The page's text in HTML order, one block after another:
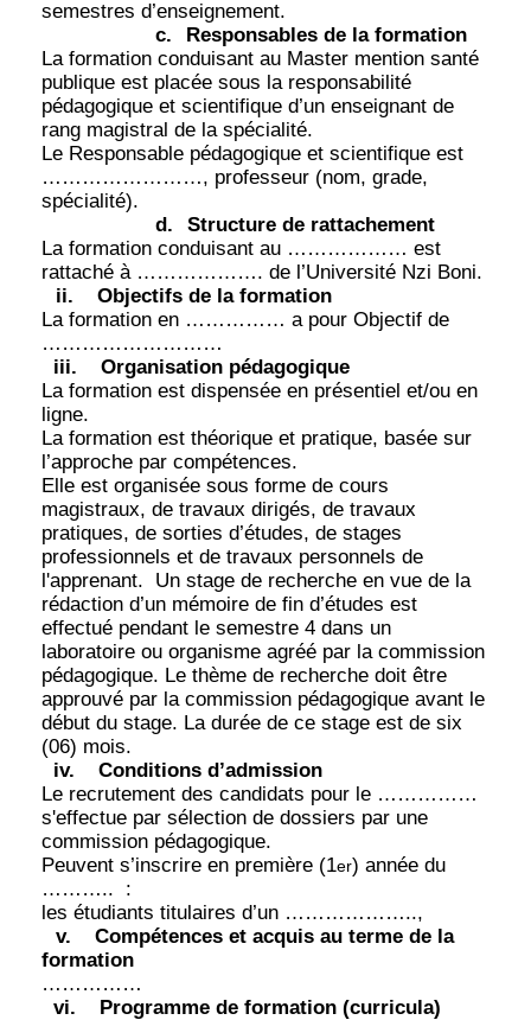
semestres d’enseignement.
c.
Responsables de la formation
La formation conduisant au Master mention santé
publique est placée sous la responsabilité
pédagogique et scientifique d’un enseignant de
rang magistral de la spécialité.
Le Responsable pédagogique et scientifique est
……………………, professeur (nom, grade,
spécialité).
d.
Structure de rattachement
La formation conduisant au ……………… est
rattaché à ………………. de l’Université Nzi Boni.
ii.
Objectifs de la formation
La formation en …………… a pour Objectif de
………………………
iii.
Organisation pédagogique
La formation est dispensée en présentiel et/ou en
ligne.
La formation est théorique et pratique, basée sur
l’approche par compétences.
Elle est organisée sous forme de cours
magistraux, de travaux dirigés, de travaux
pratiques, de sorties d’études, de stages
professionnels et de travaux personnels de
l'apprenant.
Un stage de recherche en vue de la
rédaction d’un mémoire de fin d’études est
effectué pendant le semestre 4 dans un
laboratoire ou organisme agréé par la commission
pédagogique. Le thème de recherche doit être
approuvé par la commission pédagogique avant le
début du stage. La durée de ce stage est de six
(06) mois.
iv.
Conditions d’admission
Le recrutement des candidats pour le ……………
s'effectue par sélection de dossiers par une
commission pédagogique.
Peuvent s’inscrire en première (1er) année du
………..
:
les étudiants titulaires d’un ………………..,
v.
Compétences et acquis au terme de la
formation
……………
vi.
Programme de formation (curricula)